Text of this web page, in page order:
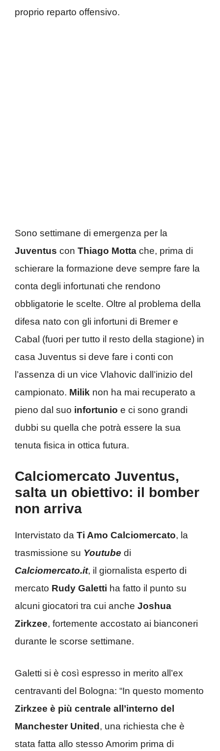
proprio reparto offensivo.
Sono settimane di emergenza per la
Juventus con Thiago Motta che, prima di
schierare la formazione deve sempre fare la
conta degli infortunati che rendono
obbligatorie le scelte. Oltre al problema della
difesa nato con gli infortuni di Bremer e
Cabal (fuori per tutto il resto della stagione) in
casa Juventus si deve fare i conti con
l’assenza di un vice Vlahovic dall’inizio del
campionato. Milik non ha mai recuperato a
pieno dal suo infortunio e ci sono grandi
dubbi su quella che potrà essere la sua
tenuta fisica in ottica futura.
Calciomercato Juventus,
salta un obiettivo: il bomber
non arriva
Intervistato da Ti Amo Calciomercato, la
trasmissione su Youtube di
Calciomercato.it, il giornalista esperto di
mercato Rudy Galetti ha fatto il punto su
alcuni giocatori tra cui anche Joshua
Zirkzee, fortemente accostato ai bianconeri
durante le scorse settimane.
Galetti si è così espresso in merito all’ex
centravanti del Bologna: “In questo momento
Zirkzee è più centrale all’interno del
Manchester United, una richiesta che è
stata fatta allo stesso Amorim prima di